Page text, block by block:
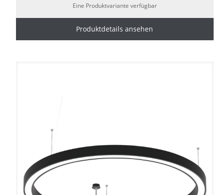
Eine Produktvariante verfügbar
Produktdetails ansehen